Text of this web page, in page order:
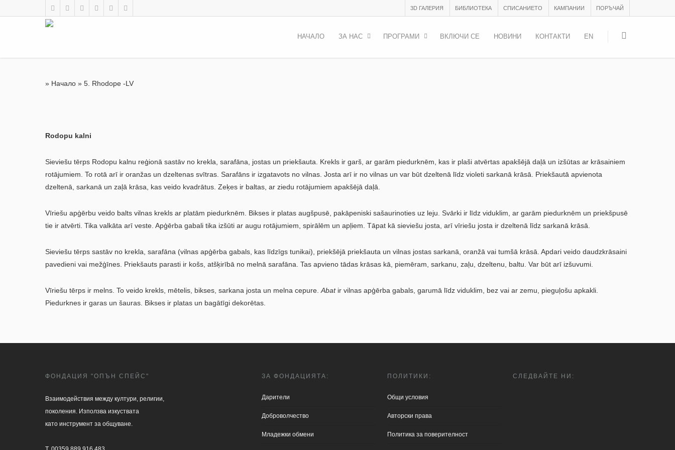
3D ГАЛЕРИЯ БИБЛИОТЕКА СПИСАНИЕТО КАМПАНИИ ПОРЪЧАЙ
НАЧАЛО ЗА НАС ПРОГРАМИ ВКЛЮЧИ СЕ НОВИНИ КОНТАКТИ EN
» Начало » 5. Rhodope -LV
Rodopu kalni
Sieviešu tērps Rodopu kalnu reģionā sastāv no krekla, sarafāna, jostas un priekšauta. Krekls ir garš, ar garām piedurknēm, kas ir plaši atvērtas apakšējā daļā un izšūtas ar krāsainiem
rotājumiem. To rotā arī ir oranžas un dzeltenas svītras. Sarafāns ir izgatavots no vilnas. Josta arī ir no vilnas un var būt dzeltenā līdz violeti sarkanā krāsā. Priekšautā apvienota
dzeltenā, sarkanā un zaļā krāsa, kas veido kvadrātus. Zeķes ir baltas, ar ziedu rotājumiem apakšējā daļā.
Vīriešu apģērbu veido balts vilnas krekls ar platām piedurknēm. Bikses ir platas augšpusē, pakāpeniski sašaurinoties uz leju. Svārki ir līdz viduklim, ar garām piedurknēm un priekšpusē
tie ir atvērti. Tika valkāta arī veste. Apģērba gabali tika izšūti ar augu rotājumiem, spirālēm un apļiem. Tāpat kā sieviešu josta, arī vīriešu josta ir dzeltenā līdz sarkanā krāsā.
Sieviešu tērps sastāv no krekla, sarafāna (vilnas apģērba gabals, kas līdzīgs tunikai), priekšējā priekšauta un vilnas jostas sarkanā, oranžā vai tumšā krāsā. Apdari veido daudzkrāsaini
pavedieni vai mežģīnes. Priekšauts parasti ir košs, atšķirībā no melnā sarafāna. Tas apvieno tādas krāsas kā, piemēram, sarkanu, zaļu, dzeltenu, baltu. Var būt arī izšuvumi.
Vīriešu tērps ir melns. To veido krekls, mētelis, bikses, sarkana josta un melna cepure. Abatir vilnas apģērba gabals, garumā līdz viduklim, bez vai ar zemu, pieguļošu apkakli.
Piedurknes ir garas un šauras. Bikses ir platas un bagātīgi dekorētas.
ФОНДАЦИЯ "ОПЪН СПЕЙС"
Взаимодействия между култури, религии,
поколения. Използва изкуствата
като инструмент за общуване.
ЗА ФОНДАЦИЯТА:
Дарители
Доброволчество
Младежки обмени
ПОЛИТИКИ:
Общи условия
Aвторски права
Политика за поверителност
СЛЕДВАЙТЕ НИ: